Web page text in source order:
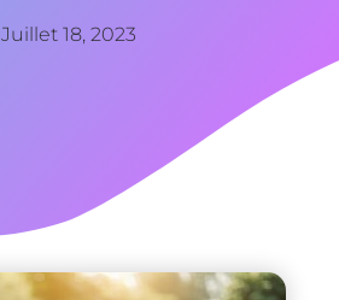
Juillet 18, 2023